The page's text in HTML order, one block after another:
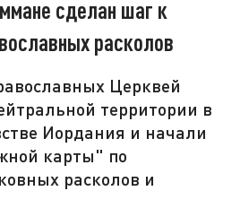
сделан шаг к
расколов
Церквей
территории в
Иордания и начали
карты" по
расколов и